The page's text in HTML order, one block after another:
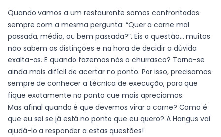
Quando vamos a um restaurante somos confrontados
sempre com a mesma pergunta: “Quer a carne mal
passada, médio, ou bem passada?”. Eis a questão… muitos
não sabem as distinções e na hora de decidir a dúvida
exalta-os. E quando fazemos nós o churrasco? Torna-se
ainda mais difícil de acertar no ponto. Por isso, precisamos
sempre de conhecer a técnica de execução, para que
fique exatamente no ponto que mais apreciamos.
Mas afinal quando é que devemos virar a carne? Como é
que eu sei se já está no ponto que eu quero? A Hangus vai
ajudá-lo a responder a estas questões!